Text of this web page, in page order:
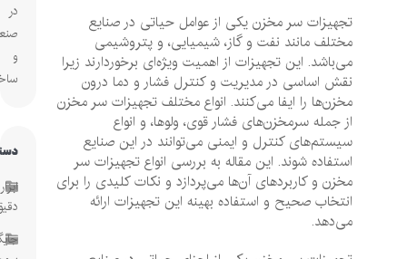
تجهیزات سر مخزن یکی از عوامل حیاتی در صنایع
مختلف مانند نفت و گاز، شیمیایی، و پتروشیمی
می‌باشد. این تجهیزات از اهمیت ویژه‌ای برخوردارند زیرا
نقش اساسی در مدیریت و کنترل فشار و دما درون
مخزن‌ها را ایفا می‌کنند. انواع مختلف تجهیزات سر مخزن
از جمله سرمخزن‌های فشار قوی، ولوها، و انواع
سیستم‌های کنترل و ایمنی می‌توانند در این صنایع
استفاده شوند. این مقاله به بررسی انواع تجهیزات سر
مخزن و کاربردهای آن‌ها می‌پردازد و نکات کلیدی را برای
انتخاب صحیح و استفاده بهینه این تجهیزات ارائه
می‌دهد.
ساختمان
دسته‌ها